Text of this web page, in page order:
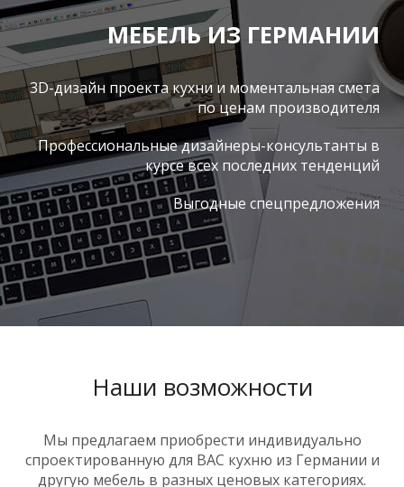
МЕБЕЛЬ ИЗ ГЕРМАНИИ
3D-дизайн проекта кухни и моментальная смета
по ценам производителя
Профессиональные дизайнеры-консультанты в
курсе всех последних тенденций
Выгодные спецпредложения
Наши возможности
Мы предлагаем приобрести индивидуально
спроектированную для ВАС кухню из Германии и
другую мебель в разных ценовых категориях.